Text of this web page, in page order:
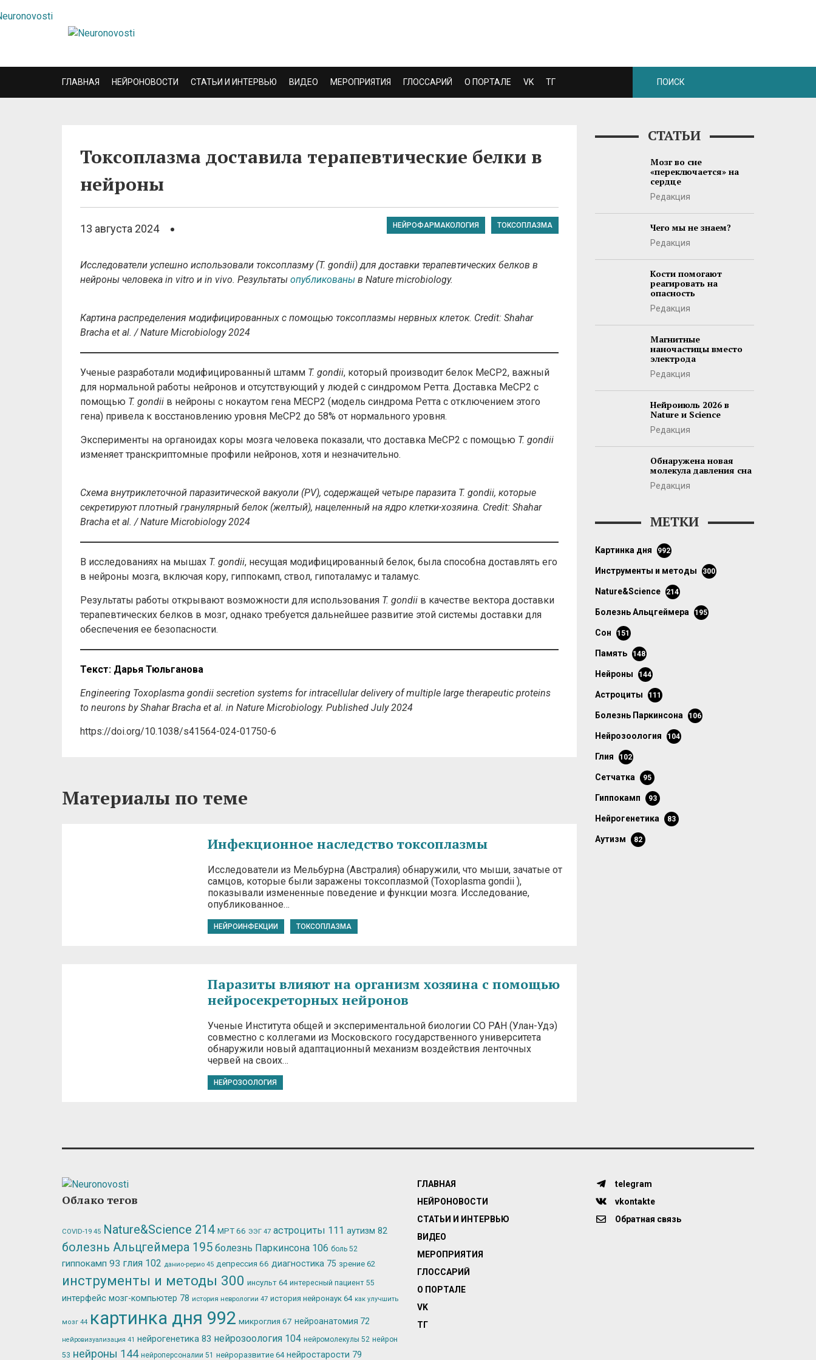
ГЛАВНАЯ НЕЙРОНОВОСТИ СТАТЬИ И ИНТЕРВЬЮ ВИДЕО МЕРОПРИЯТИЯ ГЛОССАРИЙ О ПОРТАЛЕ VK ТГ
Токсоплазма доставила терапевтические белки в
нейроны
13 августа 2024 НЕЙРОФАРМАКОЛОГИЯ ТОКСОПЛАЗМА
Исследователи успешно использовали токсоплазму (T. gondii) для доставки терапевтических белков в
нейроны человека in vitro и in vivo. Результаты опубликованы в Nature microbiology.
Картина распределения модифицированных с помощью токсоплазмы нервных клеток. Credit: Shahar
Bracha et al. /Nature Microbiology2024
Ученые разработали модифицированный штамм T. gondii, который производит белок MeCP2, важный
для нормальной работы нейронов и отсутствующий у людей с синдромом Ретта. Доставка MeCP2 с
помощью T. gondii в нейроны с нокаутом гена MECP2 (модель синдрома Ретта с отключением этого
гена) привела к восстановлению уровня MeCP2 до 58% от нормального уровня.
Эксперименты на органоидах коры мозга человека показали, что доставка MeCP2 с помощью T. gondii
изменяет транскриптомные профили нейронов, хотя и незначительно.
Схема внутриклеточной паразитической вакуоли (PV), содержащей четыре паразита T. gondii, которые
секретируют плотный гранулярный белок (желтый), нацеленный на ядро ​​клетки-хозяина. Credit: Shahar
Bracha et al. /Nature Microbiology2024
В исследованиях на мышах T. gondii, несущая модифицированный белок, была способна доставлять его
в нейроны мозга, включая кору, гиппокамп, ствол, гипоталамус и таламус.
Результаты работы открывают возможности для использования T. gondii в качестве вектора доставки
терапевтических белков в мозг, однако требуется дальнейшее развитие этой системы доставки для
обеспечения ее безопасности.
Текст: Дарья Тюльганова
Engineering Toxoplasma gondii secretion systems for intracellular delivery of multiple large therapeutic proteins
to neurons by Shahar Bracha et al. in Nature Microbiology. Published July 2024
https://doi.org/10.1038/s41564-024-01750-6
Материалы по теме
Инфекционное наследство токсоплазмы
Исследователи из Мельбурна (Австралия) обнаружили, что мыши, зачатые от
самцов, которые были заражены токсоплазмой (Toxoplasma gondii ),
показывали измененные поведение и функции мозга. Исследование,
опубликованное…
НЕЙРОИНФЕКЦИИ ТОКСОПЛАЗМА
Паразиты влияют на организм хозяина с помощью
нейросекреторных нейронов
Ученые Института общей и экспериментальной биологии СО РАН (Улан-Удэ)
совместно с коллегами из Московского государственного университета
обнаружили новый адаптационный механизм воздействия ленточных
червей на своих…
НЕЙРОЗООЛОГИЯ
СТАТЬИ
Мозг во сне
«переключается» на
сердце
Редакция
Чего мы не знаем?
Редакция
Кости помогают
реагировать на
опасность
Редакция
Магнитные
наночастицы вместо
электрода
Редакция
Нейроиюль 2026 в
Nature и Science
Редакция
Обнаружена новая
молекула давления сна
Редакция
МЕТКИ
картинка дня 992
инструменты и методы 300
Nature&Science 214
болезнь Альцгеймера 195
сон 151
память 148
нейроны 144
астроциты 111
болезнь Паркинсона 106
нейрозоология 104
глия 102
сетчатка 95
гиппокамп 93
нейрогенетика 83
аутизм 82
Облако тегов
COVID-19 45 Nature&Science 214 МРТ66 ЭЭГ 47 астроциты 111 аутизм 82
болезнь Альцгеймера 195 болезнь Паркинсона 106 боль 52
гиппокамп 93 глия 102 данио-рерио 45 депрессия 66 диагностика 75 зрение 62
инструменты и методы 300 инсульт 64 интересный пациент 55
интерфейс мозг-компьютер 78 история неврологии 47 история нейронаук 64 как улучшить
мозг 44 картинка дня 992 микроглия 67 нейроанатомия 72
нейровизуализация 41 нейрогенетика 83 нейрозоология 104 нейромолекулы 52 нейрон
53 нейроны 144 нейроперсоналии 51 нейроразвитие 64 нейростарости 79
ГЛАВНАЯ
НЕЙРОНОВОСТИ
СТАТЬИ И ИНТЕРВЬЮ
ВИДЕО
МЕРОПРИЯТИЯ
ГЛОССАРИЙ
О ПОРТАЛЕ
VK
ТГ
telegram
vkontakte
Обратная связь